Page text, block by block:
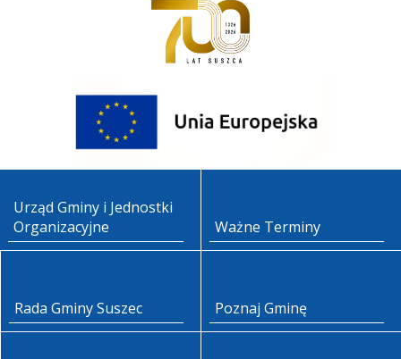
Urząd Gminy i Jednostki
Organizacyjne
Ważne Terminy
Rada Gminy Suszec Poznaj Gminę